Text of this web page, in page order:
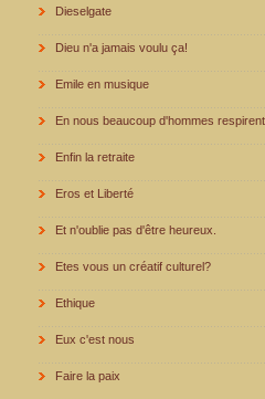
Dieselgate
Dieu n'a jamais voulu ça!
Emile en musique
En nous beaucoup d'hommes
Enfin la retraite
Eros et Liberté
Et n'oublie pas d'être heureux.
Etes vous un créatif culturel?
Ethique
Eux c'est nous
Faire la paix